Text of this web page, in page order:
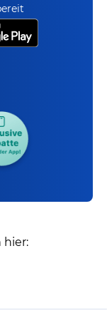
hier: